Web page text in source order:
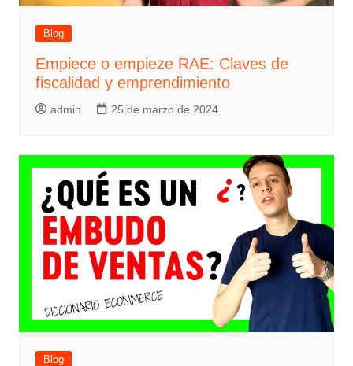
Blog
Empiece o empieze RAE: Claves de
fiscalidad y emprendimiento
admin 25 de marzo de 2024
Blog